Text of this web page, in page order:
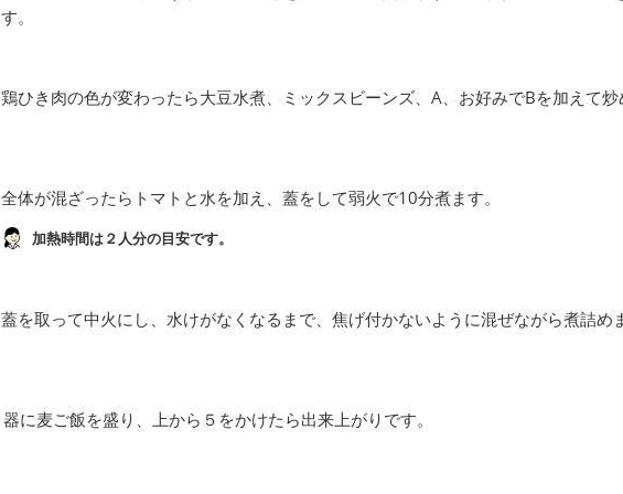
す。
鶏ひき肉の色が変わったら大豆水煮、ミックスビーンズ、A、お好みでBを加えて炒
全体が混ざったらトマトと水を加え、蓋をして弱火で10分煮ます。
加熱時間は２人分の目安です。
蓋を取って中火にし、水けがなくなるまで、焦げ付かないように混ぜながら煮詰め
器に麦ご飯を盛り、上から５をかけたら出来上がりです。